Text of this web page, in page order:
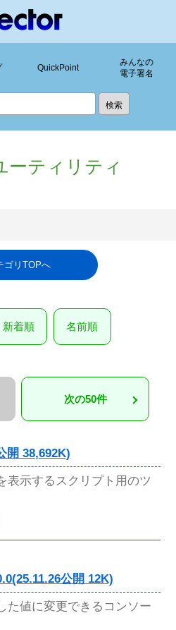
QuickPoint
みんなの
電子署名
ーティリティ
ゴリTOPへ
新着順 名前順
次の50件
開 38,692K)
表示するスクリプト用のツ
公開 12K)
た値に変更できるコンソー